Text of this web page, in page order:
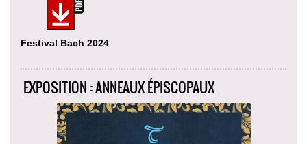
Festival Bach 2024
EXPOSITION : ANNEAUX ÉPISCOPAUX